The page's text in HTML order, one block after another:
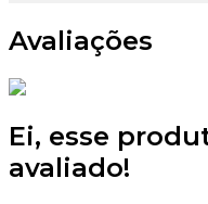
Avaliações
Ei, esse
avaliado!